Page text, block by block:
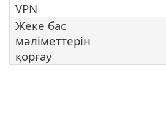
VPN
Жеке бас
мәліметтерін
қорғау